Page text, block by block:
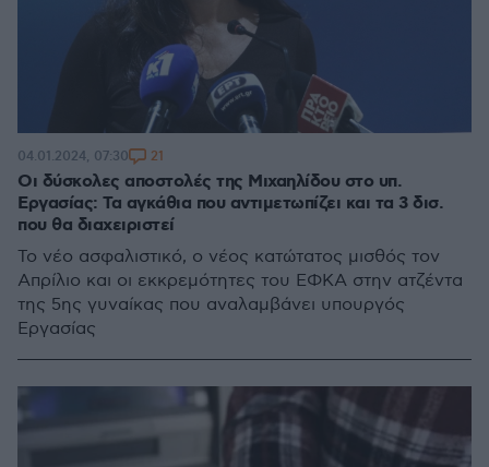
Οι δύσκολες αποστολές της Μιχαηλίδου στο υπ.
Εργασίας: Τα αγκάθια που αντιμετωπίζει και τα 3 δισ.
που θα διαχειριστεί
Το νέο ασφαλιστικό, ο νέος κατώτατος μισθός τον
Απρίλιο και οι εκκρεμότητες του ΕΦΚΑ στην ατζέντα
της 5ης γυναίκας που αναλαμβάνει υπουργός
Εργασίας
04.01.2024, 07:30 21